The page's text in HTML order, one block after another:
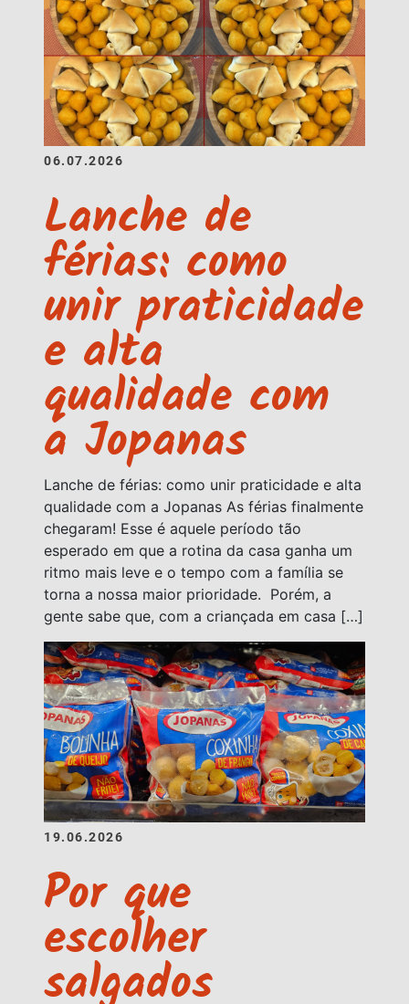
06.07.2026
Lanche de
férias: como
unir praticidade
e alta
qualidade com
a Jopanas
Lanche de férias: como unir praticidade e alta
qualidade com a Jopanas As férias finalmente
chegaram! Esse é aquele período tão
esperado em que a rotina da casa ganha um
ritmo mais leve e o tempo com a família se
torna a nossa maior prioridade. Porém, a
gente sabe que, com a criançada em casa […]
19.06.2026
Por que
escolher
salgados